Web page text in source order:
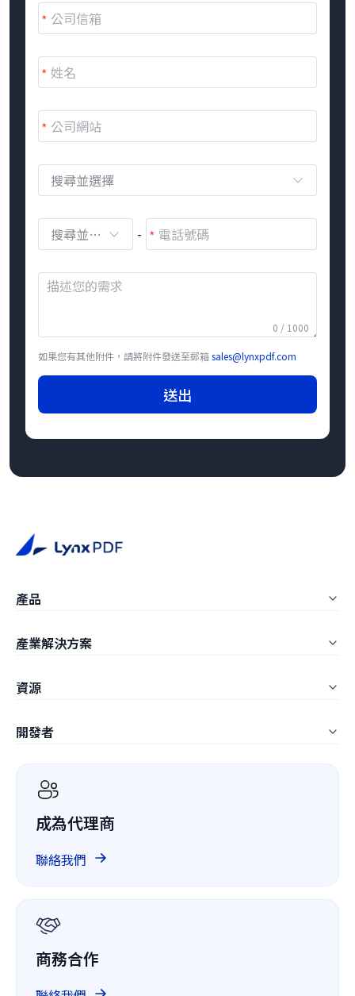
搜尋並選擇
搜尋並選擇 -
0 / 1000
如果您有其他附件，請將附件發送至郵箱sales@lynxpdf.com
送出
產品
LynxPDF Web
管理控制台
產業解決方案
製造業
IT服務業
醫療保健
金融
資源
白皮書
客戶案例
開發者
ComPDF SDK
ComPDF AI
ComPDF Cloud
GitHub 上的 ComPDF
成為代理商
聯絡我們
商務合作